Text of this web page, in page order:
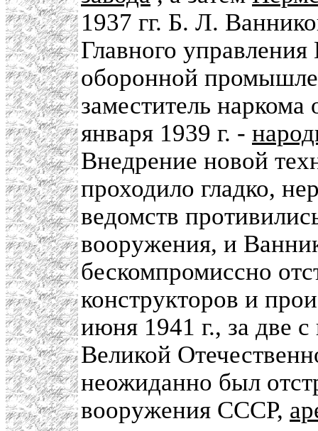
1937 гг. Б. Л.
Главного
оборонной
заместитель
января 1939 г. -
Внедрение новой
проходило гладко,
ведомств
вооружения, и
бескомпромиссно
конструкторов и
июня 1941 г., за две
Великой
неожиданно был
вооружения СССР,